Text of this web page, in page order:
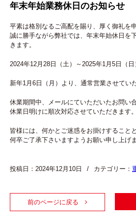
年末年始業務休日のお知らせ
平素は格別なるご高配を賜り、厚く御礼を
誠に勝手ながら弊社では、年末年始休日を
きます。
2024年12月28日（土）～2025年1月5日（日
新年1月6日（月）より、通常営業させてい
休業期間中、メールにていただいたお問い
休業日明けに順次対応させていただきます
皆様には、何かとご迷惑をお掛けすること
何卒ご了承下さいますようお願い申し上げま
投稿日：2024年12月10日 カテゴリー：
前のページに戻る
お客様の声
お知らせ
お問い合わせ
個人情報保護
サイトポリシ
電